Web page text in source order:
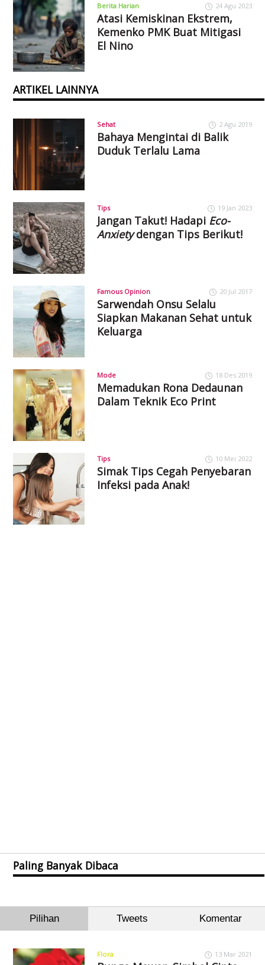
Berita Harian 24 Agu 2023
Atasi Kemiskinan Ekstrem,
Kemenko PMK Buat Mitigasi
El Nino
ARTIKEL LAINNYA
Sehat 2 Agu 2019
Bahaya Mengintai di Balik
Duduk Terlalu Lama
Tips 19 Jan 2023
Jangan Takut! Hadapi Eco-
Anxietydengan Tips Berikut!
Famous Opinion 20 Jul 2017
Sarwendah Onsu Selalu
Siapkan Makanan Sehat untuk
Keluarga
Mode 18 Des 2019
Memadukan Rona Dedaunan
Dalam Teknik Eco Print
Tips 10 Mei 2022
Simak Tips Cegah Penyebaran
Infeksi pada Anak!
Paling Banyak Dibaca
Pilihan Tweets Komentar
Flora 13 Mar 2021